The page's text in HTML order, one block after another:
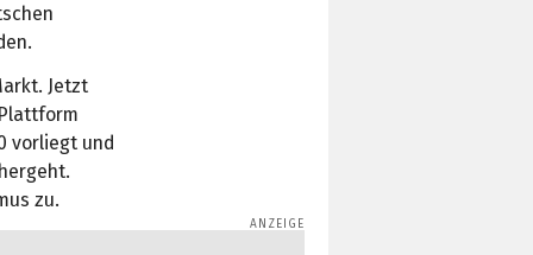
Jetzt
vorliegt und
zu.